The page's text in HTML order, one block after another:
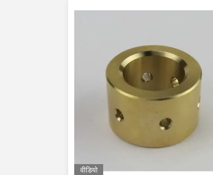
वीडियो